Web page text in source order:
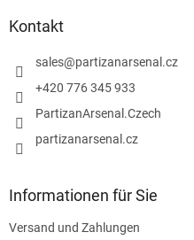
Kontakt
sales@partizanarsenal.cz
+420 776 345 933
PartizanArsenal.Czech
partizanarsenal.cz
Informationen für Sie
Versand und Zahlungen